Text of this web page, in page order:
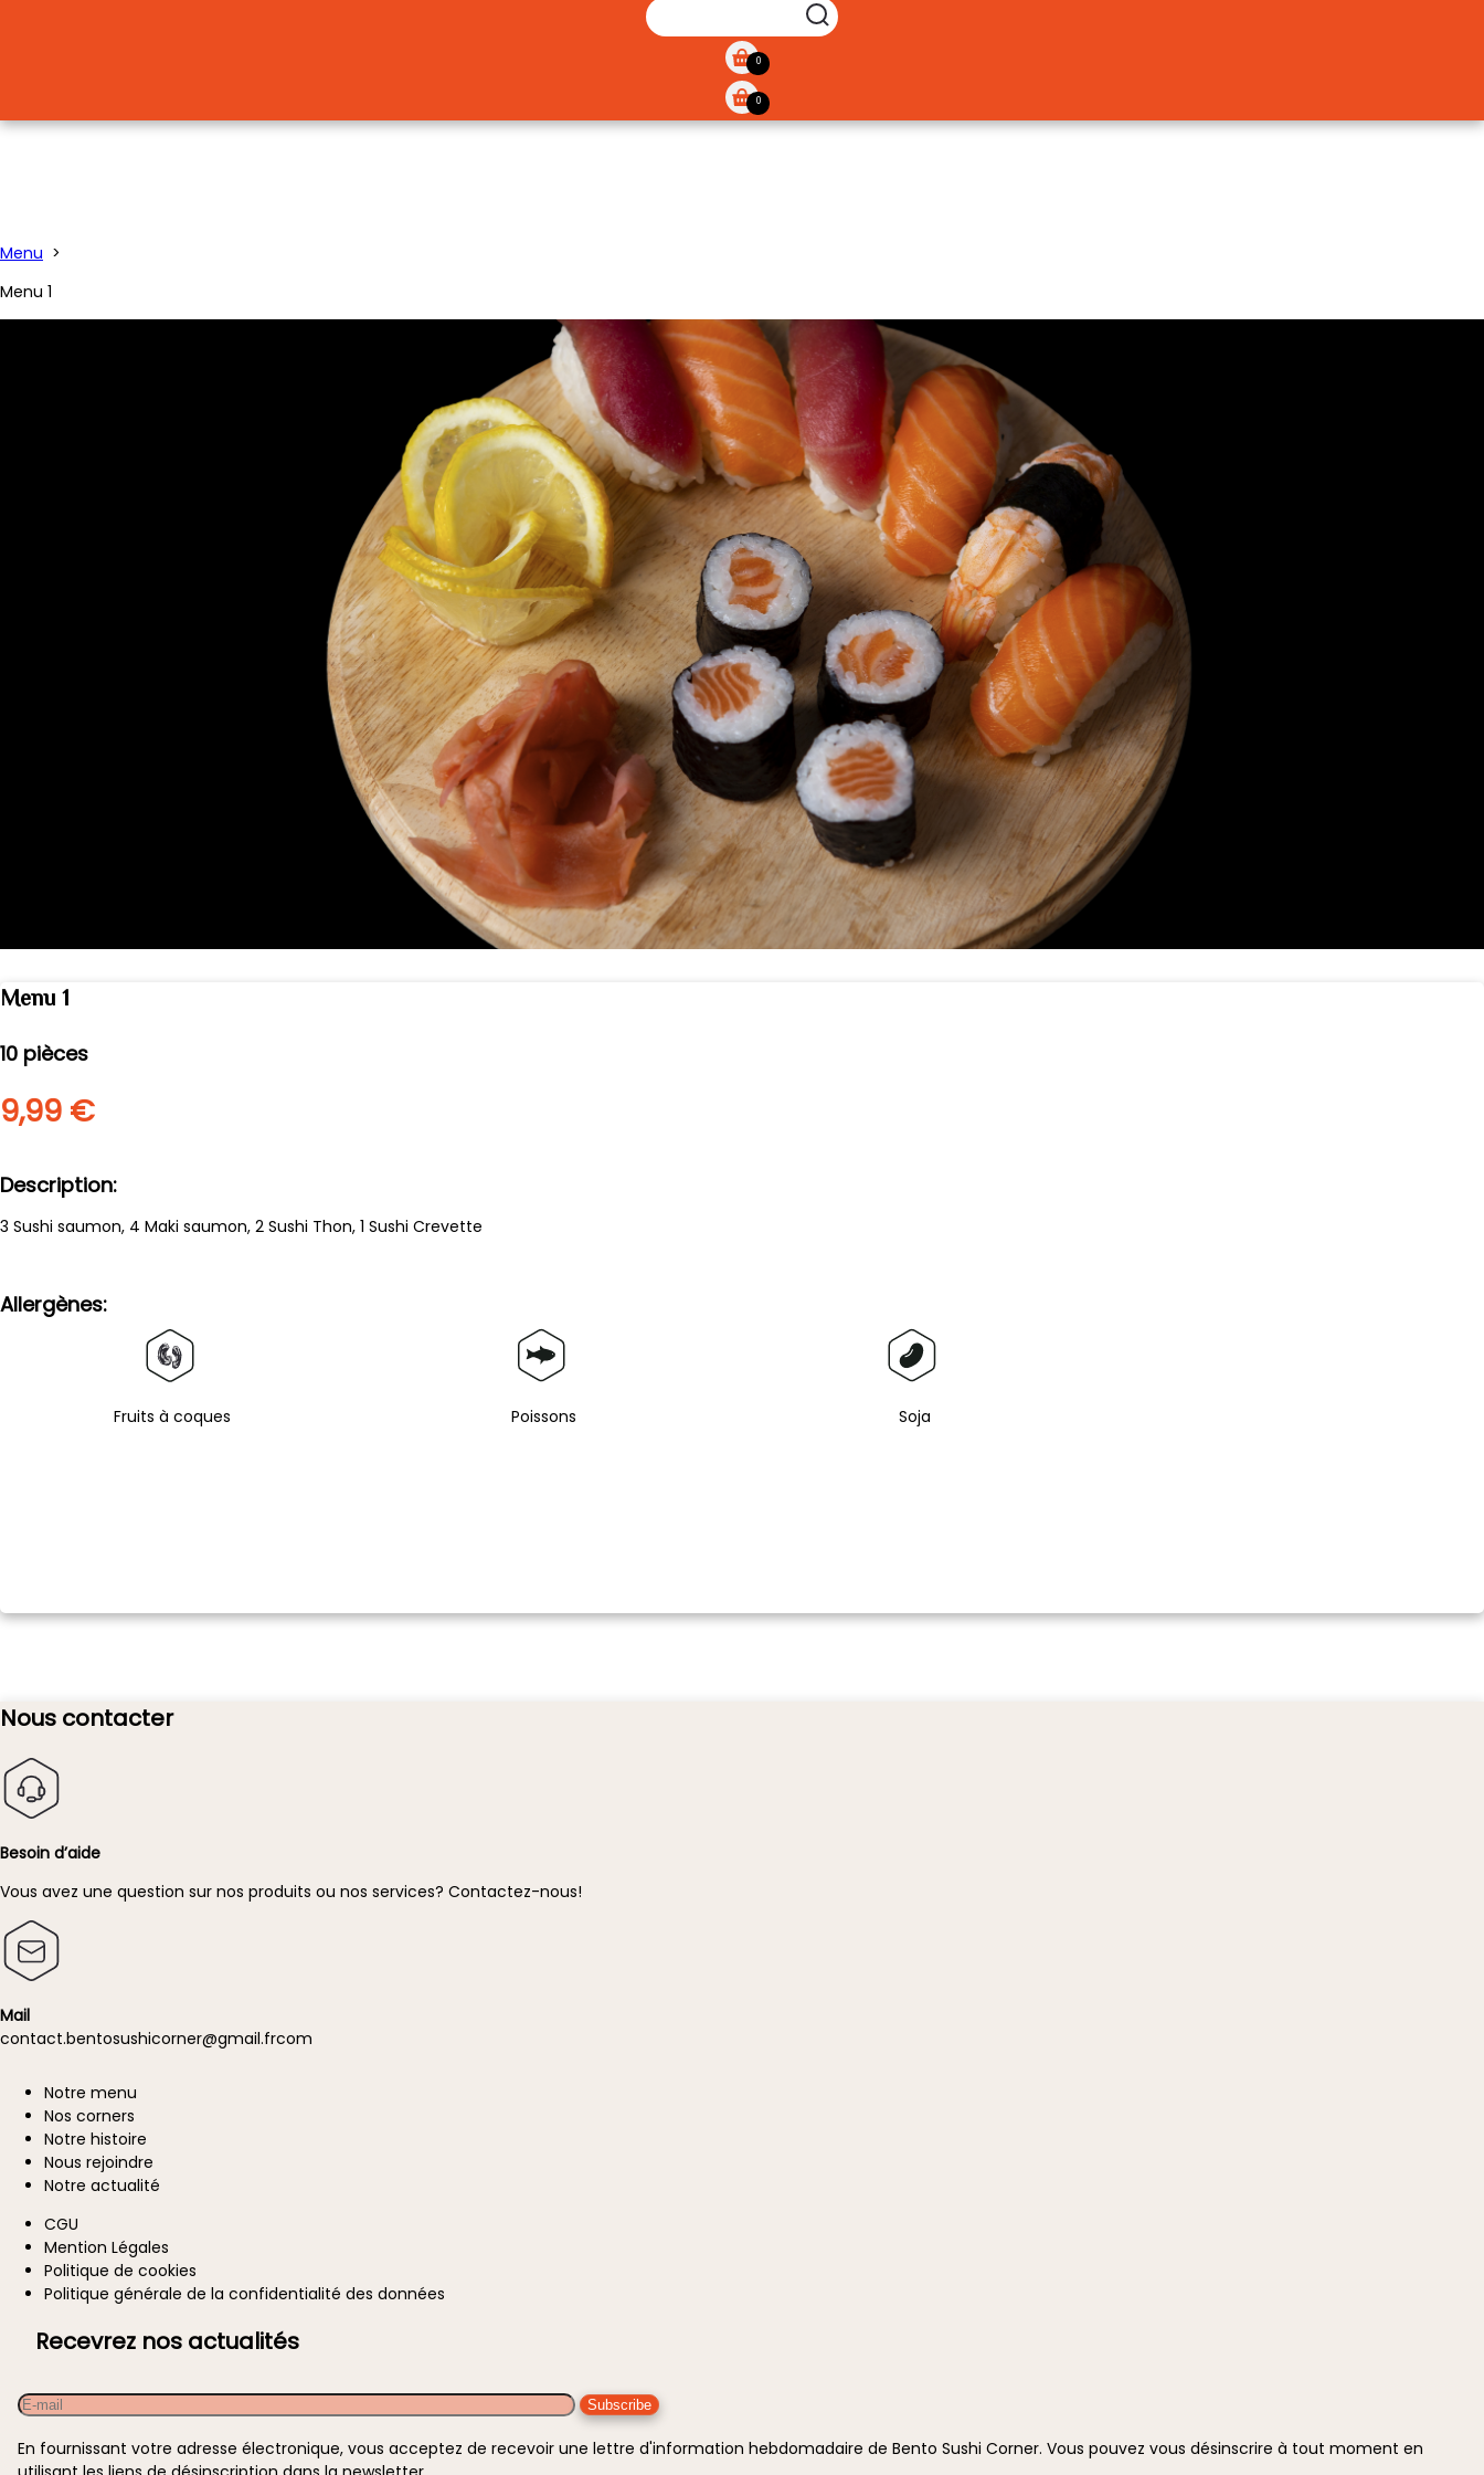
SEARCH
0
0
Menu >
Menu 1
Menu 1
10 pièces
9,99 €
Description
3 Sushi saumon, 4 Maki saumon, 2 Sushi Thon, 1 Sushi Crevette
Allergènes
Fruits à coques Poissons Soja
Nous contacter
Besoin d’aide
Vous avez une question sur nos produits ou nos services? Contactez-nous!
Mail
contact.bentosushicorner@gmail.frcom
Notre menu
Nos corners
Notre histoire
Nous rejoindre
Notre actualité
Information
CGU
Mention Légales
Politique de cookies
Politique générale de la confidentialité des données
Recevrez nos actualités
Email
En fournissant votre adresse électronique, vous acceptez de recevoir une lettre d'information hebdomadaire de Bento Sushi Corner. Vous pouvez vous désinscrire à tout moment en